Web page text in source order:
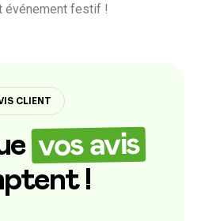
événement festif !
CLIENT
vos avis
!